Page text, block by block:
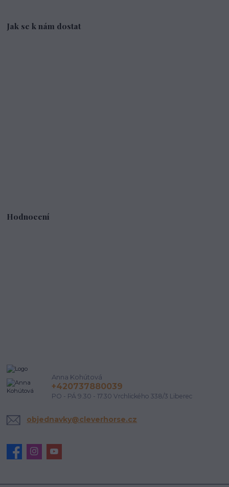
Jak se k nám dostat
Hodnocení
Anna Kohútová
+420737880039
PO - PÁ 9.30 - 17.30 Vrchlického 338/3 Liberec
objednavky@cleverhorse.cz